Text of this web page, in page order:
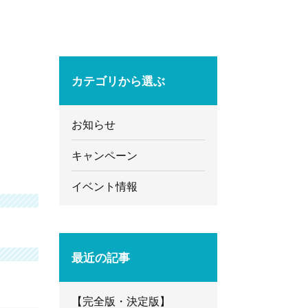
カテゴリから選ぶ
お知らせ
キャンペーン
イベント情報
最近の記事
【完全版・決定版】